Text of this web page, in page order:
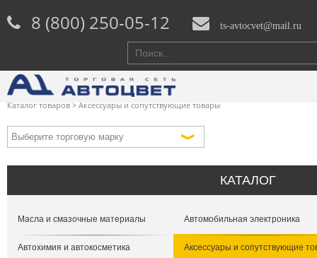
8 (800) 250-05-12 ts-avtocvet@mail.ru
Каталог товаров > Аксессуары и сопутствующие товары
КАТАЛОГ
Масла и смазочные материалы Автомобильная электроника
Автохимия и автокосметика Аксессуары и сопутствующие